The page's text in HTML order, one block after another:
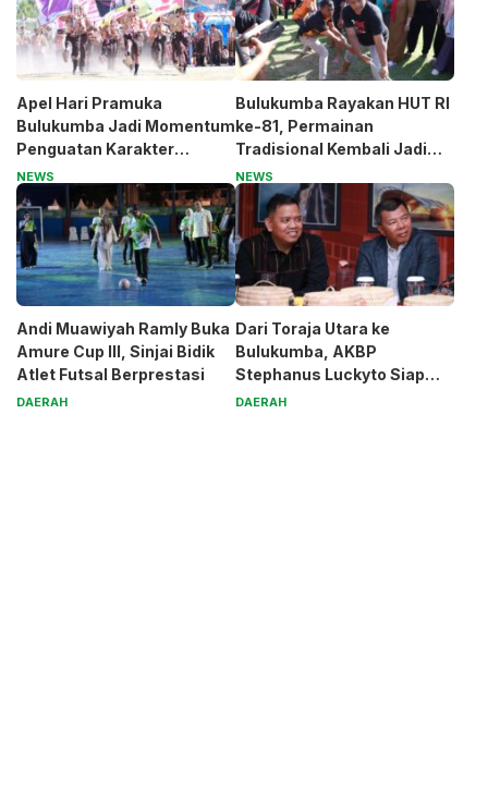
Apel Hari Pramuka
Bulukumba Jadi Momentum
Penguatan Karakter
Generasi Muda
NEWS
Bulukumba Rayakan HUT RI
ke-81, Permainan
Tradisional Kembali Jadi
Magnet
NEWS
Andi Muawiyah Ramly Buka
Amure Cup III, Sinjai Bidik
Atlet Futsal Berprestasi
DAERAH
Dari Toraja Utara ke
Bulukumba, AKBP
Stephanus Luckyto Siap
Jaga Kamtibmas
DAERAH